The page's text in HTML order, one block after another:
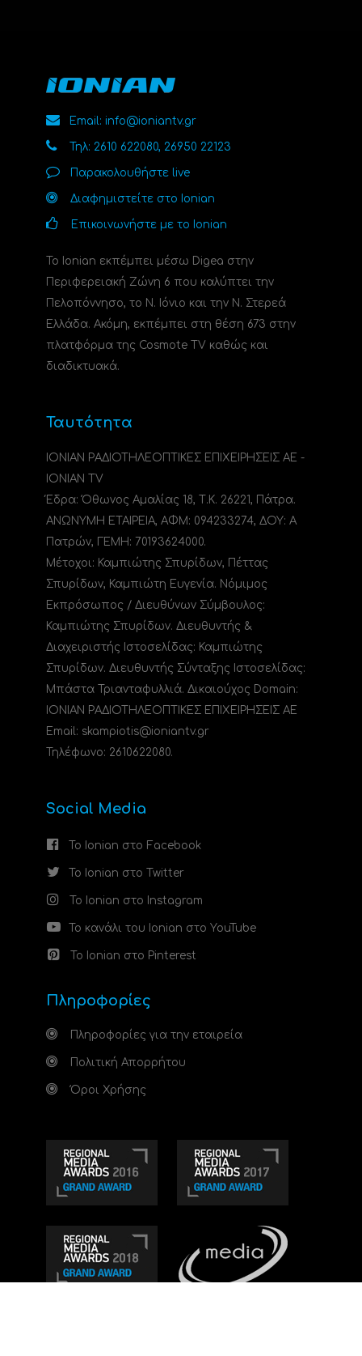
Email: info@ioniantv.gr
Τηλ: 2610 622080, 26950 22123
Παρακολουθήστε live
Διαφημιστείτε στο Ionian
Επικοινωνήστε με το Ionian
Το Ionian εκπέμπει μέσω Digea στην
Περιφερειακή Ζώνη 6 που καλύπτει την
Πελοπόννησο, το N. Ιόνιο και την Ν. Στερεά
Ελλάδα. Ακόμη, εκπέμπει στη θέση 673 στην
πλατφόρμα της Cosmote TV καθώς και
διαδικτυακά.
Ταυτότητα
ΙΟΝΙΑΝ ΡΑΔΙΟΤΗΛΕΟΠΤΙΚΕΣ ΕΠΙΧΕΙΡΗΣΕΙΣ ΑΕ -
IONIAN TV
Έδρα: Όθωνος Αμαλίας 18, Τ.Κ. 26221, Πάτρα.
ΑΝΩΝΥΜΗ ΕΤΑΙΡΕΙΑ, ΑΦΜ: 094233274, ΔΟΥ: A
Πατρών, ΓΕΜΗ: 70193624000.
Μέτοχοι: Καμπιώτης Σπυρίδων, Πέττας
Σπυρίδων, Καμπιώτη Ευγενία. Νόμιμος
Εκπρόσωπος / Διευθύνων Σύμβουλος:
Καμπιώτης Σπυρίδων. Διευθυντής &
Διαχειριστής Ιστοσελίδας: Καμπιώτης
Σπυρίδων. Διευθυντής Σύνταξης Ιστοσελίδας:
Μπάστα Τριανταφυλλιά. Δικαιούχος Domain:
ΙΟΝΙΑΝ ΡΑΔΙΟΤΗΛΕΟΠΤΙΚΕΣ ΕΠΙΧΕΙΡΗΣΕΙΣ ΑΕ
Email: skampiotis@ioniantv.gr
Τηλέφωνο: 2610622080.
Social Media
Το Ionian στο Facebook
Το Ionian στο Twitter
Το Ionian στο Instagram
Το κανάλι του Ionian στο YouTube
Το Ionian στο Pinterest
Πληροφορίες
Πληροφορίες για την εταιρεία
Πολιτική Απορρήτου
Όροι Χρήσης